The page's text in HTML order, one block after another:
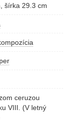
šírka 29.3 cm
ceruzou
VIII. (V letný
1982